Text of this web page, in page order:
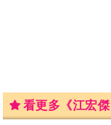
看更多《江宏